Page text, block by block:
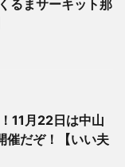
るまサーキット那
11月22日は中山
催だぞ！【いい夫